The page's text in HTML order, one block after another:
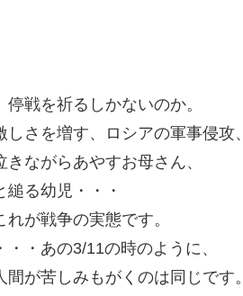
戦を祈るしかないのか。
さを増す、ロシアの軍事侵攻、
ながらあやすお母さん、
る幼児・・・
が戦争の実態です。
・あの3/11の時のように、
が苦しみもがくのは同じです。